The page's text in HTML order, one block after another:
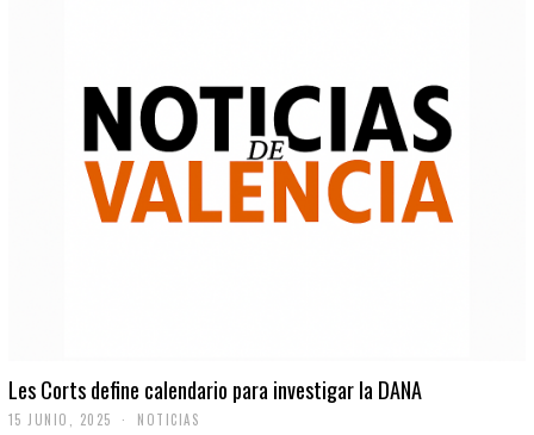
Les Corts define calendario para investigar la DANA
15 JUNIO, 2025 NOTICIAS